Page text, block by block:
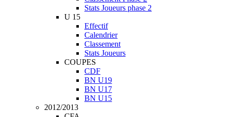
Stats Joueurs phase 2
U 15
Effectif
Calendrier
Classement
Stats Joueurs
COUPES
CDF
BN U19
BN U17
BN U15
2012/2013